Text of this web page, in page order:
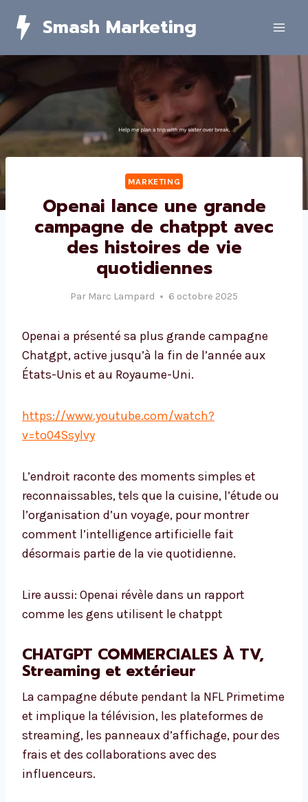
Smash Marketing
MARKETING
Openai lance une grande
campagne de chatppt avec
des histoires de vie
quotidiennes
Par Marc Lampard 6 octobre 2025
Openai a présenté sa plus grande campagne
Chatgpt, active jusqu’à la fin de l’année aux
États-Unis et au Royaume-Uni.
https://www.youtube.com/watch?
v=to04Ssylvy
L’endroit raconte des moments simples et
reconnaissables, tels que la cuisine, l’étude ou
l’organisation d’un voyage, pour montrer
comment l’intelligence artificielle fait
désormais partie de la vie quotidienne.
Lire aussi: Openai révèle dans un rapport
comme les gens utilisent le chatppt
CHATGPT COMMERCIALES À TV,
Streaming et extérieur
La campagne débute pendant la NFL Primetime
et implique la télévision, les plateformes de
streaming, les panneaux d’affichage, pour des
frais et des collaborations avec des
influenceurs.